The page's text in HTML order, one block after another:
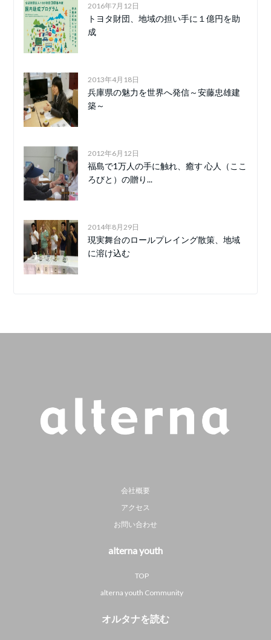
2016年7月12日
トヨタ財団、地域の担い手に１億円を助
成
2013年4月18日
兵庫県の魅力を世界へ発信～安藤忠雄建
築～
2012年6月12日
福島で1万人の手に触れ、癒す 心人（ここ
ろびと）の贈り...
2014年8月29日
現実舞台のロールプレイング散策、地域
に溶け込む
会社概要
アクセス
お問い合わせ
alterna youth
TOP
alterna youth Community
オルタナを読む